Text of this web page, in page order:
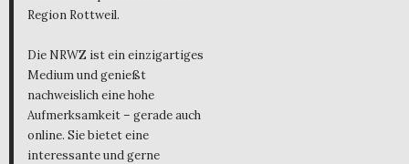
Region Rottweil.
Die NRWZ ist ein einzigartiges
Medium und genießt
nachweislich eine hohe
Aufmerksamkeit – gerade auch
online. Sie bietet eine
interessante und gerne